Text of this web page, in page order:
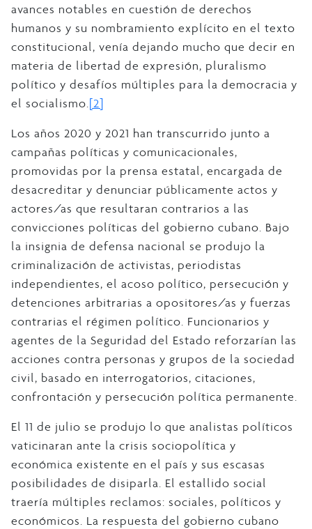
avances notables en cuestión de derechos
humanos y su nombramiento explícito en el texto
constitucional, venía dejando mucho que decir en
materia de libertad de expresión, pluralismo
político y desafíos múltiples para la democracia y
el socialismo.[2]
Los años 2020 y 2021 han transcurrido junto a
campañas políticas y comunicacionales,
promovidas por la prensa estatal, encargada de
desacreditar y denunciar públicamente actos y
actores/as que resultaran contrarios a las
convicciones políticas del gobierno cubano. Bajo
la insignia de defensa nacional se produjo la
criminalización de activistas, periodistas
independientes, el acoso político, persecución y
detenciones arbitrarias a opositores/as y fuerzas
contrarias el régimen político. Funcionarios y
agentes de la Seguridad del Estado reforzarían las
acciones contra personas y grupos de la sociedad
civil, basado en interrogatorios, citaciones,
confrontación y persecución política permanente.
El 11 de julio se produjo lo que analistas políticos
vaticinaran ante la crisis sociopolítica y
económica existente en el país y sus escasas
posibilidades de disiparla. El estallido social
traería múltiples reclamos: sociales, políticos y
económicos. La respuesta del gobierno cubano